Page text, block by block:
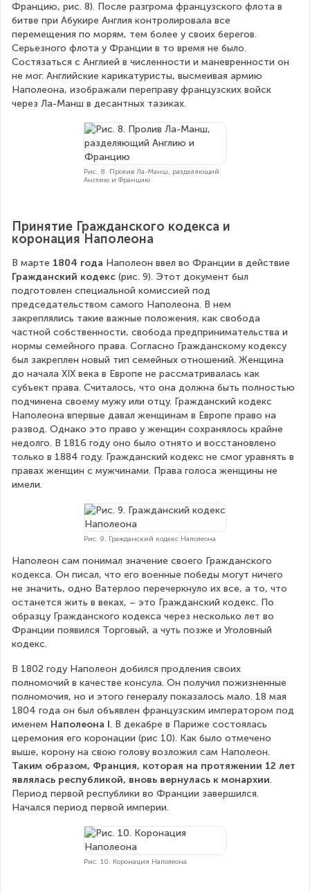
Францию, рис. 8). После разгрома французского флота в
битве при Абукире Англия контролировала все
перемещения по морям, тем более у своих берегов.
Серьезного флота у Франции в то время не было.
Состязаться с Англией в численности и маневренности он
не мог. Английские карикатуристы, высмеивая армию
Наполеона, изображали переправу французских войск
через Ла-Манш в десантных тазиках.
Рис. 8. Пролив Ла-Манш, разделяющий
Англию и Францию
Принятие Гражданского кодекса и
коронация Наполеона
В марте 1804 года Наполеон ввел во Франции в действие
Гражданский кодекс (рис. 9). Этот документ был
подготовлен специальной комиссией под
председательством самого Наполеона. В нем
закреплялись такие важные положения, как свобода
частной собственности, свобода предпринимательства и
нормы семейного права. Согласно Гражданскому кодексу
был закреплен новый тип семейных отношений. Женщина
до начала XIX века в Европе не рассматривалась как
субъект права. Считалось, что она должна быть полностью
подчинена своему мужу или отцу. Гражданский кодекс
Наполеона впервые давал женщинам в Европе право на
развод. Однако это право у женщин сохранялось крайне
недолго. В 1816 году оно было отнято и восстановлено
только в 1884 году. Гражданский кодекс не смог уравнять в
правах женщин с мужчинами. Права голоса женщины не
имели.
Рис. 9. Гражданский кодекс Наполеона
Наполеон сам понимал значение своего Гражданского
кодекса. Он писал, что его военные победы могут ничего
не значить, одно Ватерлоо перечеркнуло их все, а то, что
останется жить в веках, – это Гражданский кодекс. По
образцу Гражданского кодекса через несколько лет во
Франции появился Торговый, а чуть позже и Уголовный
кодекс.
В 1802 году Наполеон добился продления своих
полномочий в качестве консула. Он получил пожизненные
полномочия, но и этого генералу показалось мало. 18 мая
1804 года он был объявлен французским императором под
именем Наполеона I. В декабре в Париже состоялась
церемония его коронации (рис 10). Как было отмечено
выше, корону на свою голову возложил сам Наполеон.
Таким образом, Франция, которая на протяжении 12 лет
являлась республикой, вновь вернулась к монархии.
Период первой республики во Франции завершился.
Начался период первой империи.
Рис. 10. Коронация Наполеона